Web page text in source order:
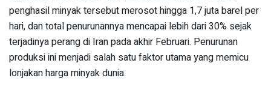
penghasil minyak tersebut merosot hingga 1,7 juta barel per
hari, dan total penurunannya mencapai lebih dari 30% sejak
terjadinya perang di Iran pada akhir Februari. Penurunan
produksi ini menjadi salah satu faktor utama yang memicu
lonjakan harga minyak dunia.